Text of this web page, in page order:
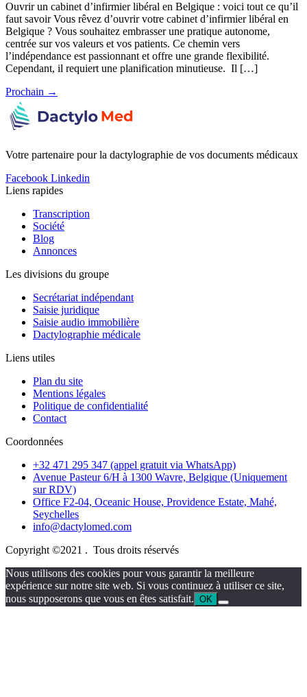
Ouvrir un cabinet d’infirmier libéral en Belgique : voici tout ce qu’il
faut savoir Vous rêvez d’ouvrir votre cabinet d’infirmier libéral en
Belgique ? Vous souhaitez embrasser une pratique autonome,
centrée sur vos valeurs et vos patients. Ce chemin vers
l’indépendance est passionnant et offre une grande flexibilité.
Cependant, il requiert une planification minutieuse. Il […]
Prochain →
Votre partenaire pour la dactylographie de vos documents médicaux
Facebook Linkedin
Liens rapides
Transcription
Société
Blog
Annonces
Les divisions du groupe
Secrétariat indépendant
Saisie juridique
Saisie audio immobilière
Dactylographie médicale
Liens utiles
Plan du site
Mentions légales
Politique de confidentialité
Contact
Coordonnées
+32 471 295 347 (appel gratuit via WhatsApp)
Avenue Pasteur 6/H à 1300 Wavre, Belgique (Uniquement
sur RDV)
Office F2-04, Oceanic House, Providence Estate, Mahé,
Seychelles
info@dactylomed.com
Copyright ©2021 . Tous droits réservés
Nous utilisons des cookies pour vous garantir la meilleure
expérience sur notre site web. Si vous continuez à utiliser ce site,
nous supposerons que vous en êtes satisfait. OK